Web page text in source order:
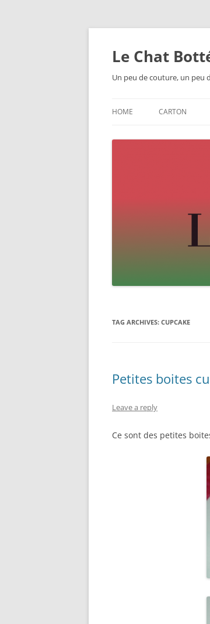
Skip
Le Chat
Un peu de couture, un peu
HOME CARTON
TAG ARCHIVES: CUPCAKE
Petites boites
Leave a reply
Ce sont des petites